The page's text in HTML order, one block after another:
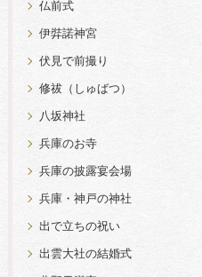
仏前式
伊弉諾神宮
伏見で前撮り
修祓（しゅばつ）
八坂神社
兵庫のお寺
兵庫の披露宴会場
兵庫・神戸の神社
出で立ちの祝い
出雲大社の結婚式